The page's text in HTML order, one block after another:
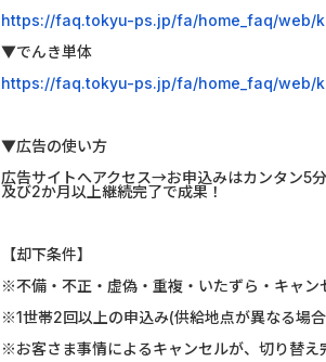
GFS無料特別講座
U-NEXT_無料お試し登録
Nielsen（ニールセン）...
Nielsen（ニールセン）...
【Ipsos iSay】アンケー...
https://faq.tokyu-ps.jp/fa/home_faq/web/
▼でんき単体
https://faq.tokyu-ps.jp/fa/home_faq/web/
▼広告の使い方
広告サイトへアクセス→お申込みはカンタン
及び2か月以上継続完了で成果！
【却下条件】
※不備・不正・虚偽・重複・いたずら・キャン
※1世帯2回以上の申込み(供給地点が異なる場
※お客さま事情によるキャンセルが、切り替え